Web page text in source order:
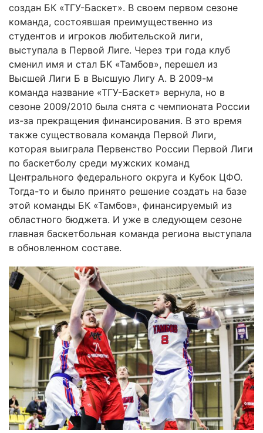
создан БК «ТГУ-Баскет». В своем первом сезоне
команда, состоявшая преимущественно из
студентов и игроков любительской лиги,
выступала в Первой Лиге. Через три года клуб
сменил имя и стал БК «Тамбов», перешел из
Высшей Лиги Б в Высшую Лигу А. В 2009-м
команда название «ТГУ-Баскет» вернула, но в
сезоне 2009/2010 была снята с чемпионата России
из-за прекращения финансирования. В это время
также существовала команда Первой Лиги,
которая выиграла Первенство России Первой Лиги
по баскетболу среди мужских команд
Центрального федерального округа и Кубок ЦФО.
Тогда-то и было принято решение создать на базе
этой команды БК «Тамбов», финансируемый из
областного бюджета. И уже в следующем сезоне
главная баскетбольная команда региона выступала
в обновленном составе.